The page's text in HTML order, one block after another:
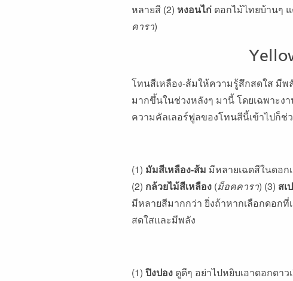
หลายสี (2) หงอนไก่ ดอกไม้ไทยบ้านๆ
คารา)
โทนสีเหลือง-ส้มให้ความรู้สึกสดใส มี
มากขึ้นในช่วงหลังๆ มานี้ โดยเฉพาะง
ความคัลเลอร์ฟูลของโทนสีนี้เข้าไปก็
(1) มัมสีเหลือง-ส้ม มีหลายเฉดสีในดอ
(2) กล้วยไม้สีเหลือง (ม็อคคารา) (3) สเ
มีหลายสีมากกว่า ยิ่งถ้าหากเลือกดอก
สดใสและมีพลัง
(1) ปิงปอง ดูดีๆ อย่าไปหยิบเอาดอกดาว